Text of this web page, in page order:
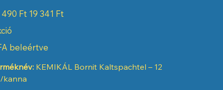
490 Ft
Akciós
19 341 Ft
beleértve
KEMIKÁL Bornit Kaltspachtel – 12
kanna